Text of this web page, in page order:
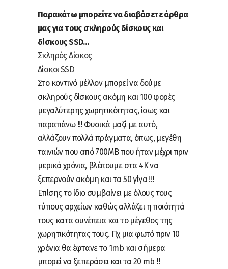
Παρακάτω μπορείτε να διαβάσετε άρθρα
μας για τους σκληρούς δίσκους και
δίσκους SSD…
Σκληρός Δίσκος
Δίσκοι SSD
Στο κοντινό μέλλον μπορεί να δούμε
σκληρούς δίσκους ακόμη και 100 φορές
μεγαλύτερης χωρητικότητας, ίσως και
παραπάνω !!! Φυσικά μαζί με αυτό,
αλλάζουν πολλά πράγματα, όπως, μεγέθη
ταινιών που από 700MB που ήταν μέχρι πριν
μερικά χρόνια, βλέπουμε στα 4Κ να
ξεπερνούν ακόμη και τα 50 γίγα !!!
Επίσης το ίδιο συμβαίνει με όλους τους
τύπους αρχείων καθώς αλλάζει η ποιότητά
τους κατα συνέπεια και το μέγεθος της
χωρητικότητας τους. Πχ μια φωτό πριν 10
χρόνια θα έφτανε το 1mb και σήμερα
μπορεί να ξεπεράσει και τα 20 mb !!